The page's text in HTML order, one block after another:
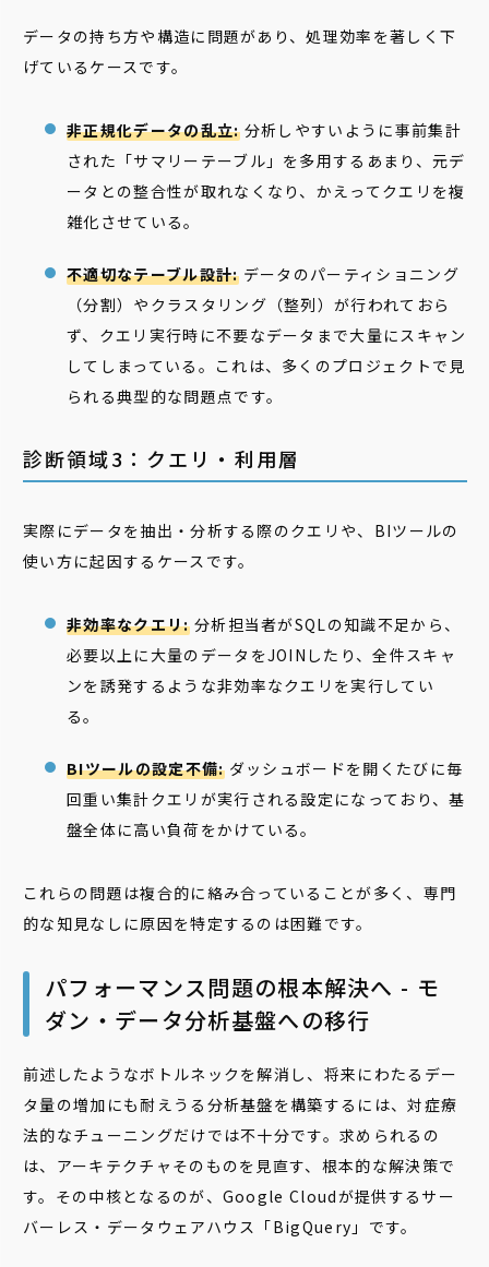
データの持ち方や構造に問題があり、処理効率を著しく下
げているケースです。
非正規化データの乱立:分析しやすいように事前集計
された「サマリーテーブル」を多用するあまり、元デ
ータとの整合性が取れなくなり、かえってクエリを複
雑化させている。
不適切なテーブル設計:データのパーティショニング
（分割）やクラスタリング（整列）が行われておら
ず、クエリ実行時に不要なデータまで大量にスキャン
してしまっている。これは、多くのプロジェクトで見
られる典型的な問題点です。
診断領域3：クエリ・利用層
実際にデータを抽出・分析する際のクエリや、BIツールの
使い方に起因するケースです。
非効率なクエリ:分析担当者がSQLの知識不足から、
必要以上に大量のデータをJOINしたり、全件スキャ
ンを誘発するような非効率なクエリを実行してい
る。
BIツールの設定不備:ダッシュボードを開くたびに毎
回重い集計クエリが実行される設定になっており、基
盤全体に高い負荷をかけている。
これらの問題は複合的に絡み合っていることが多く、専門
的な知見なしに原因を特定するのは困難です。
パフォーマンス問題の根本解決へ - モ
ダン・データ分析基盤への移行
前述したようなボトルネックを解消し、将来にわたるデー
タ量の増加にも耐えうる分析基盤を構築するには、対症療
法的なチューニングだけでは不十分です。求められるの
は、アーキテクチャそのものを見直す、根本的な解決策で
す。その中核となるのが、Google Cloudが提供するサー
バーレス・データウェアハウス「BigQuery」です。